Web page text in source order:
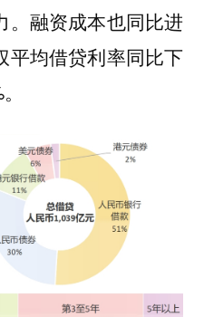
。融资成本也同比进
平均借贷利率同比下